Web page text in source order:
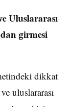
Uluslararası
girmesi
dikkat
uluslararası